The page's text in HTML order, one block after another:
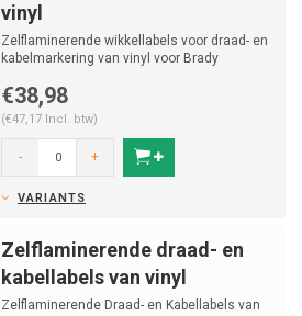
vinyl
Zelflaminerende wikkellabels voor draad- en
kabelmarkering van vinyl voor Brady
€38,98
(€47,17 Incl. btw)
- +
VARIANTS
Zelflaminerende draad- en
kabellabels van vinyl
Zelflaminerende Draad- en Kabellabels van